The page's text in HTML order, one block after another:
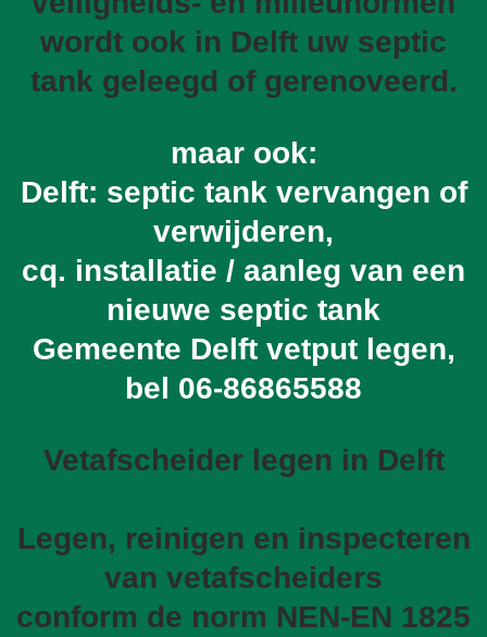
wordt ook in Delft uw septic
tank geleegd of gerenoveerd.
maar ook:
Delft: septic tank vervangen of
verwijderen,
cq. installatie / aanleg van een
nieuwe septic tank
Gemeente Delft vetput legen,
bel 06-86865588
Vetafscheider legen in Delft
Legen, reinigen en inspecteren
van vetafscheiders
conform de norm NEN-EN 1825